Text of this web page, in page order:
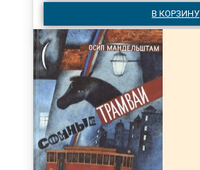
В КОРЗИНУ